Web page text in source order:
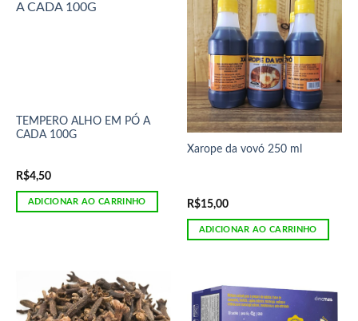
TEMPERO ALHO EM PÓ A
CADA 100G
R$4,50
ADICIONAR AO CARRINHO
Xarope da vovó 250 ml
R$15,00
ADICIONAR AO CARRINHO